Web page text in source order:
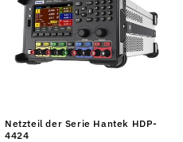
Netzteil der Serie Hantek HDP-
4424